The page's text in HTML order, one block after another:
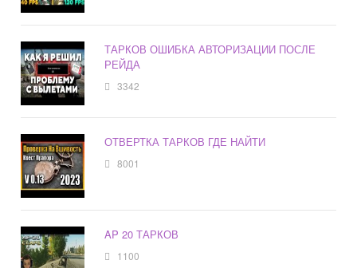
ТАРКОВ ОШИБКА АВТОРИЗАЦИИ ПОСЛЕ
РЕЙДА
3342
ОТВЕРТКА ТАРКОВ ГДЕ НАЙТИ
8001
AP 20 ТАРКОВ
1100